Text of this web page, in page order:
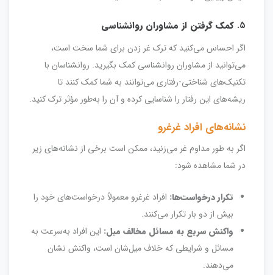
۵. کمک گرفتن از مشاوران روانشناسی
اگر احساس می‌کنید که ترک غر زدن برای شما سخت است،
می‌توانید از مشاوران روانشناسی کمک بگیرید. روانشناسان با
تکنیک‌های شناختی-رفتاری می‌توانند به شما کمک کنند تا
ریشه‌های این رفتار را شناسایی کرده و آن را به‌طور مؤثر ترک کنید.
نشانه‌های افراد غرغرو
اگر به طور مداوم غر می‌زنید، ممکن است برخی از نشانه‌های زیر
در شما مشاهده شود:
تکرار درخواست‌ها: افراد غرغرو معمولاً درخواست‌های خود را
بیش از دو بار تکرار می‌کنند.
واکنش سریع به مسائل مخالف میل: این افراد به‌سرعت به
مسائل و شرایطی که خلاف میل‌شان است، واکنش نشان
می‌دهند.